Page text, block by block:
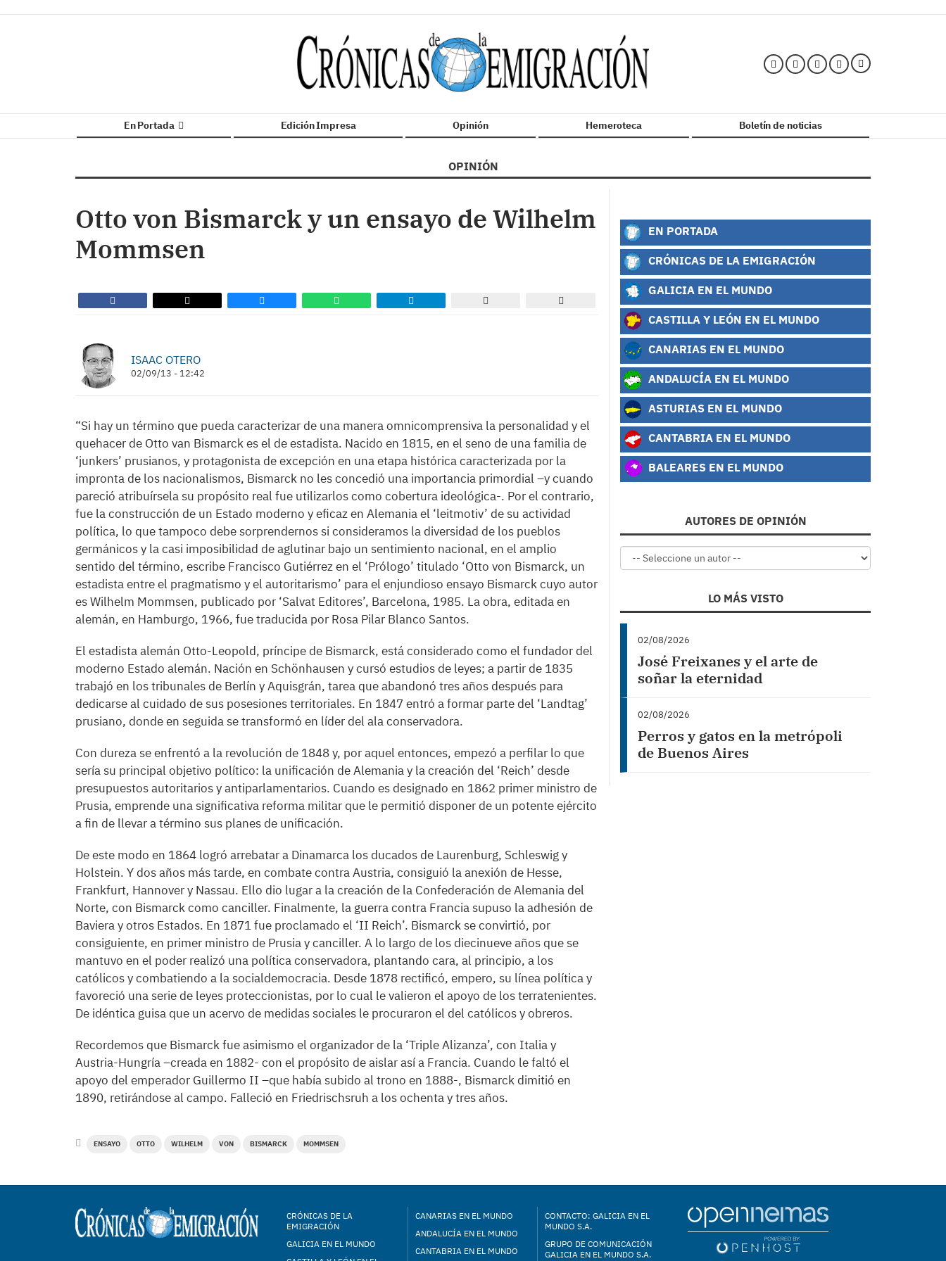
En Portada Edición Impresa Opinión Hemeroteca Boletín de noticias
OPINIÓN
Otto von Bismarck y un ensayo de Wilhelm
Mommsen
ISAAC OTERO
02/09/13 - 12:42
“Si hay un término que pueda caracterizar de una manera omnicomprensiva la personalidad y el
quehacer de Otto van Bismarck es el de estadista. Nacido en 1815, en el seno de una familia de
‘junkers’ prusianos, y protagonista de excepción en una etapa histórica caracterizada por la
impronta de los nacionalismos, Bismarck no les concedió una importancia primordial –y cuando
pareció atribuírsela su propósito real fue utilizarlos como cobertura ideológica-. Por el contrario,
fue la construcción de un Estado moderno y eficaz en Alemania el ‘leitmotiv’ de su actividad
política, lo que tampoco debe sorprendernos si consideramos la diversidad de los pueblos
germánicos y la casi imposibilidad de aglutinar bajo un sentimiento nacional, en el amplio
sentido del término, escribe Francisco Gutiérrez en el ‘Prólogo’ titulado ‘Otto von Bismarck, un
estadista entre el pragmatismo y el autoritarismo’ para el enjundioso ensayo Bismarck cuyo autor
es Wilhelm Mommsen, publicado por ‘Salvat Editores’, Barcelona, 1985. La obra, editada en
alemán, en Hamburgo, 1966, fue traducida por Rosa Pilar Blanco Santos.
El estadista alemán Otto-Leopold, príncipe de Bismarck, está considerado como el fundador del
moderno Estado alemán. Nación en Schönhausen y cursó estudios de leyes; a partir de 1835
trabajó en los tribunales de Berlín y Aquisgrán, tarea que abandonó tres años después para
dedicarse al cuidado de sus posesiones territoriales. En 1847 entró a formar parte del ‘Landtag’
prusiano, donde en seguida se transformó en líder del ala conservadora.
Con dureza se enfrentó a la revolución de 1848 y, por aquel entonces, empezó a perfilar lo que
sería su principal objetivo político: la unificación de Alemania y la creación del ‘Reich’ desde
presupuestos autoritarios y antiparlamentarios. Cuando es designado en 1862 primer ministro de
Prusia, emprende una significativa reforma militar que le permitió disponer de un potente ejército
a fin de llevar a término sus planes de unificación.
De este modo en 1864 logró arrebatar a Dinamarca los ducados de Laurenburg, Schleswig y
Holstein. Y dos años más tarde, en combate contra Austria, consiguió la anexión de Hesse,
Frankfurt, Hannover y Nassau. Ello dio lugar a la creación de la Confederación de Alemania del
Norte, con Bismarck como canciller. Finalmente, la guerra contra Francia supuso la adhesión de
Baviera y otros Estados. En 1871 fue proclamado el ‘II Reich’. Bismarck se convirtió, por
consiguiente, en primer ministro de Prusia y canciller. A lo largo de los diecinueve años que se
mantuvo en el poder realizó una política conservadora, plantando cara, al principio, a los
católicos y combatiendo a la socialdemocracia. Desde 1878 rectificó, empero, su línea política y
favoreció una serie de leyes proteccionistas, por lo cual le valieron el apoyo de los terratenientes.
De idéntica guisa que un acervo de medidas sociales le procuraron el del católicos y obreros.
Recordemos que Bismarck fue asimismo el organizador de la ‘Triple Alizanza’, con Italia y
Austria-Hungría –creada en 1882- con el propósito de aislar así a Francia. Cuando le faltó el
apoyo del emperador Guillermo II –que había subido al trono en 1888-, Bismarck dimitió en
1890, retirándose al campo. Falleció en Friedrischsruh a los ochenta y tres años.
ENSAYO OTTO WILHELM VON BISMARCK MOMMSEN
EN PORTADA
CRÓNICAS DE LA EMIGRACIÓN
GALICIA EN EL MUNDO
CASTILLA Y LEÓN EN EL MUNDO
CANARIAS EN EL MUNDO
ANDALUCÍA EN EL MUNDO
ASTURIAS EN EL MUNDO
CANTABRIA EN EL MUNDO
BALEARES EN EL MUNDO
AUTORES DE OPINIÓN
LO MÁS VISTO
02/08/2026
José Freixanes y el arte de
soñar la eternidad
02/08/2026
Perros y gatos en la metrópoli
de Buenos Aires
CRÓNICAS DE LA
EMIGRACIÓN
GALICIA EN EL MUNDO
CANARIAS EN EL MUNDO
ANDALUCÍA EN EL MUNDO
CANTABRIA EN EL MUNDO
CONTACTO: GALICIA EN EL
MUNDO S.A.
GRUPO DE COMUNICACIÓN
GALICIA EN EL MUNDO S.A.